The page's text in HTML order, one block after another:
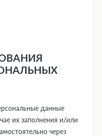
данные
их заполнения и/или
через